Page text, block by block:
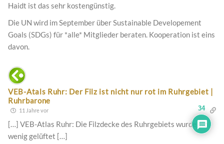
Haidt ist das sehr kostengünstig.
Die UN wird im September über Sustainable Developement
Goals (SDGs) für *alle* Mitglieder beraten. Kooperation ist eins
davon.
VEB-Atals Ruhr: Der Filz ist nicht nur rot im Ruhrgebiet |
Ruhrbarone
11 Jahre vor
[…] VEB-Atlas Ruhr: Die Filzdecke des Ruhrgebiets wurde ein
wenig gelüftet […]
34